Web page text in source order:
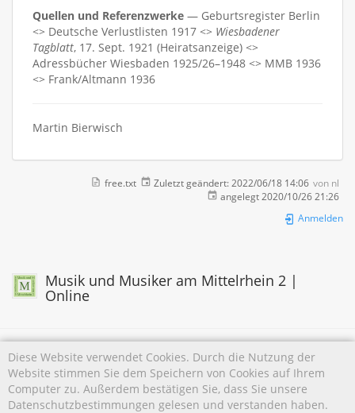
Quellen und Referenzwerke — Geburtsregister Berlin
<> Deutsche Verlustlisten 1917 <> Wiesbadener
Tagblatt, 17. Sept. 1921 (Heiratsanzeige) <>
Adressbücher Wiesbaden 1925/26–1948 <> MMB 1936
<> Frank/Altmann 1936
Martin Bierwisch
Diese Website verwendet Cookies. Durch die Nutzung der
Website stimmen Sie dem Speichern von Cookies auf Ihrem
Computer zu. Außerdem bestätigen Sie, dass Sie unsere
Datenschutzbestimmungen gelesen und verstanden haben.
free.txt Zuletzt geändert: 2022/06/18 14:06 von nl
angelegt 2020/10/26 21:26
Anmelden
Musik und Musiker am Mittelrhein 2 |
Online
Falls nicht anders bezeichnet, ist der Inhalt dieses Wikis unter der folgenden Lizenz
veröffentlicht:
CC Attribution-Noncommercial 4.0 International